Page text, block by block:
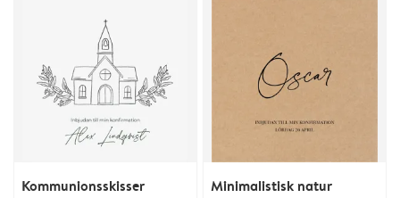
Kommunionsskisser Minimalistisk natur